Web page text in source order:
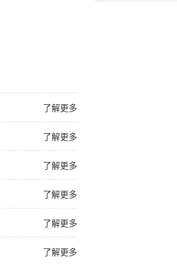
了解更多
了解更多
了解更多
了解更多
了解更多
了解更多